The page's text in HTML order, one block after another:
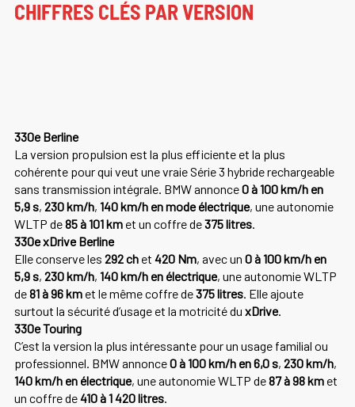
CHIFFRES CLÉS PAR VERSION
330e Berline
La version propulsion est la plus efficiente et la plus
cohérente pour qui veut une vraie Série 3 hybride rechargeable
sans transmission intégrale. BMW annonce0 à 100 km/h en
5,9 s, 230 km/h, 140 km/h en mode électrique, une autonomie
WLTP de85 à 101 kmet un coffre de375 litres.
330e xDrive Berline
Elle conserve les 292 chet 420 Nm, avec un 0 à 100 km/h en
5,9 s, 230 km/h, 140 km/h en électrique, une autonomie WLTP
de81 à 96 kmet le même coffre de375 litres. Elle ajoute
surtout la sécurité d’usage et la motricité du xDrive.
330e Touring
C’est la version la plus intéressante pour un usage familial ou
professionnel. BMW annonce0 à 100 km/h en 6,0 s, 230 km/h,
140 km/h en électrique, une autonomie WLTP de87 à 98 kmet
un coffre de410 à 1 420 litres.